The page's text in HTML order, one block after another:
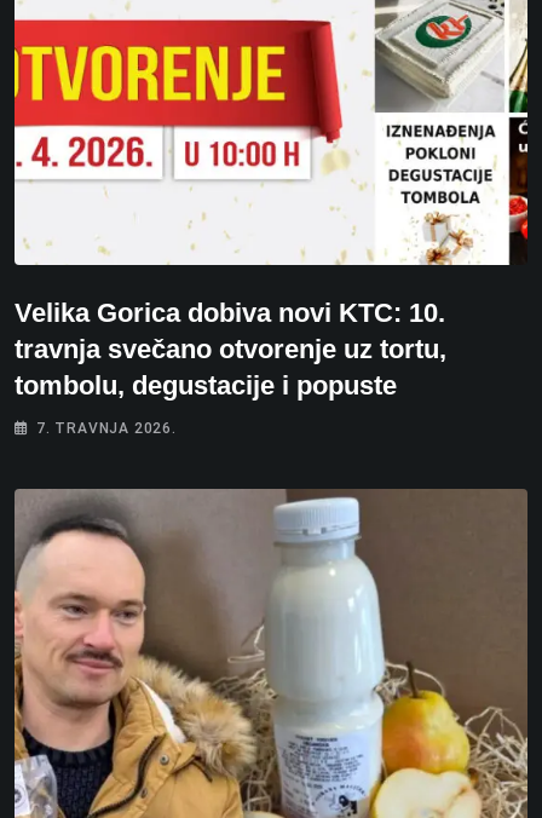
Velika Gorica dobiva novi KTC: 10.
travnja svečano otvorenje uz tortu,
tombolu, degustacije i popuste
7. TRAVNJA 2026.